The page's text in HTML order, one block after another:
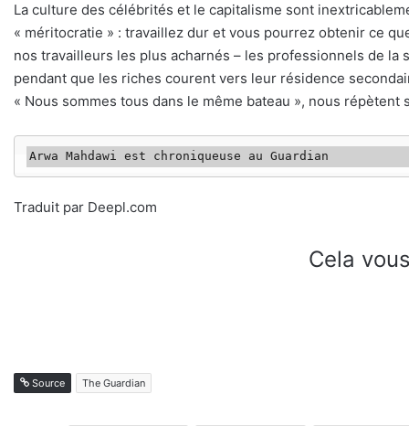
La culture des célébrités et le capitalisme sont
« méritocratie » : travaillez dur et vous pourrez obtenir ce
nos travailleurs les plus acharnés – les professionnels de
pendant que les riches courent vers leur résidence
« Nous sommes tous dans le même bateau », nous
Arwa Mahdawi est chroniqueuse au Guardian
Traduit par Deepl.com
Cela
Source The Guardian